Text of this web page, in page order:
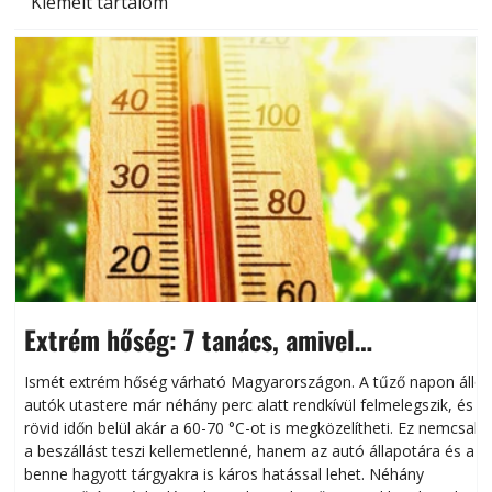
Extrém hőség: 7 tanács, amivel
megóvhatjuk autónkat a nyári károktól
Ismét extrém hőség várható Magyarországon. A tűző napon álló
autók utastere már néhány perc alatt rendkívül felmelegszik, és
rövid időn belül akár a 60-70 °C-ot is megközelítheti. Ez nemcsak
a beszállást teszi kellemetlenné, hanem az autó állapotára és a
benne hagyott tárgyakra is káros hatással lehet. Néhány